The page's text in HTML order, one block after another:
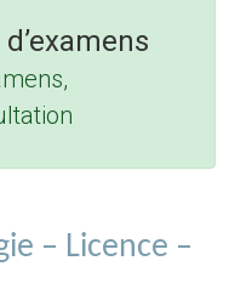
– Licence –